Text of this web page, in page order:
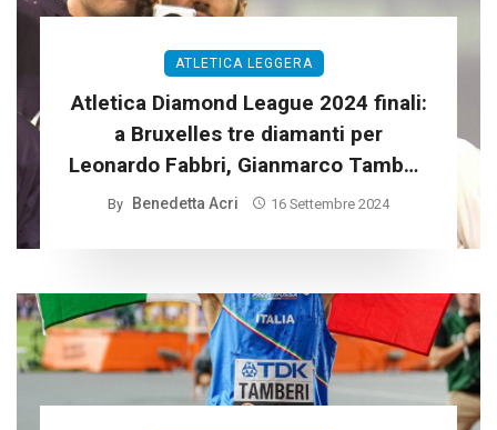
ATLETICA LEGGERA
Atletica Diamond League 2024 finali:
a Bruxelles tre diamanti per
Leonardo Fabbri, Gianmarco Tamberi
e Larissa Iapichino
By Benedetta Acri 16 Settembre 2024